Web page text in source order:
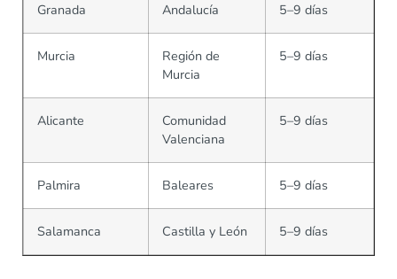
Granada Andalucía 5–9 días
Murcia
Región de
Murcia
5–9 días
Alicante
Comunidad
Valenciana
5–9 días
Palmira Baleares 5–9 días
Salamanca Castilla y León 5–9 días